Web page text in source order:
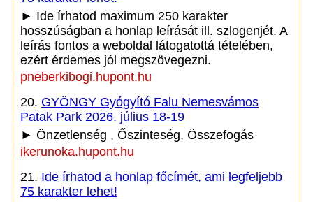
► Ide írhatod maximum 250 karakter
hosszúságban a honlap leírását ill. szlogenjét. A
leírás fontos a weboldal látogatottá tételében,
ezért érdemes jól megszövegezni.
pneberkibogi.hupont.hu
20. GYÖNGY Gyógyító Falu Nemesvámos
Patak Park 2026. július 18-19
► Önzetlenség , Őszinteség, Összefogás
ikerunoka.hupont.hu
21. Ide írhatod a honlap főcímét, ami legfeljebb
75 karakter lehet!